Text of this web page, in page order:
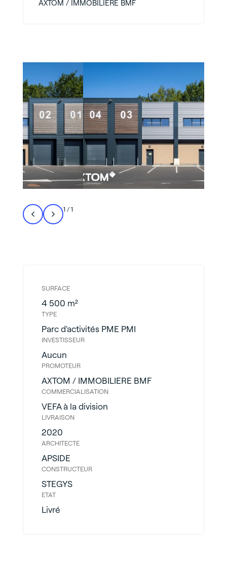
AXTOM / IMMOBILIERE BMF
1 /1
SURFACE
4 500 m²
TYPE
Parc d'activités PME PMI
INVESTISSEUR
Aucun
PROMOTEUR
AXTOM / IMMOBILIERE BMF
COMMERCIALISATION
VEFA à la division
LIVRAISON
2020
ARCHITECTE
APSIDE
CONSTRUCTEUR
STEGYS
ETAT
Livré